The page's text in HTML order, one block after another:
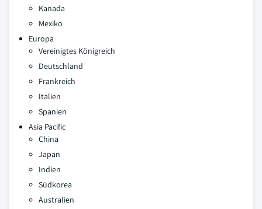
Kanada
Mexiko
Europa
Vereinigtes Königreich
Deutschland
Frankreich
Italien
Spanien
Asia Pacific
China
Japan
Indien
Südkorea
Australien